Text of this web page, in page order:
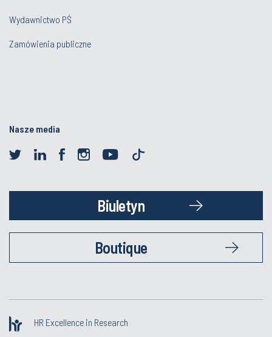
Wydawnictwo PŚ
Zamówienia publiczne
Nasze media
Biuletyn
Boutique
HR Excellence in Research